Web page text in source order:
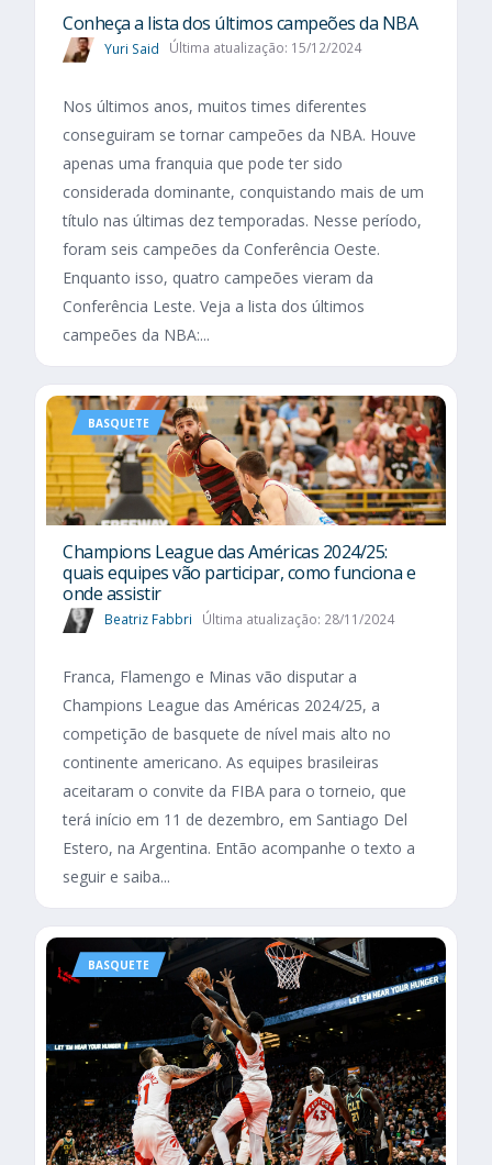
Conheça a lista dos últimos campeões da NBA
Yuri Said Última atualização: 15/12/2024
Nos últimos anos, muitos times diferentes
conseguiram se tornar campeões da NBA. Houve
apenas uma franquia que pode ter sido
considerada dominante, conquistando mais de um
título nas últimas dez temporadas. Nesse período,
foram seis campeões da Conferência Oeste.
Enquanto isso, quatro campeões vieram da
Conferência Leste. Veja a lista dos últimos
campeões da NBA:...
BASQUETE
Champions League das Américas 2024/25:
quais equipes vão participar, como funciona e
onde assistir
Beatriz Fabbri Última atualização: 28/11/2024
Franca, Flamengo e Minas vão disputar a
Champions League das Américas 2024/25, a
competição de basquete de nível mais alto no
continente americano. As equipes brasileiras
aceitaram o convite da FIBA para o torneio, que
terá início em 11 de dezembro, em Santiago Del
Estero, na Argentina. Então acompanhe o texto a
seguir e saiba...
BASQUETE